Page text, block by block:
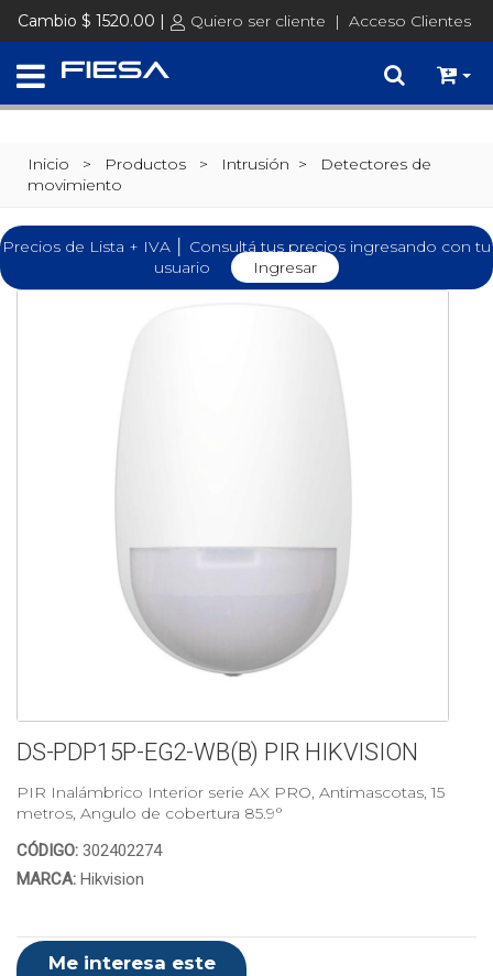
Cambio $ 1520.00 | Quiero ser cliente | Acceso Clientes
Inicio > Productos > Intrusión >
Detectores de
movimiento
Precios de Lista + IVA │ Consultá tus precios ingresando con tu
usuario
Ingresar
DS-PDP15P-EG2-WB(B) PIR HIKVISION
PIR Inalámbrico Interior serie AX PRO, Antimascotas, 15
metros, Angulo de cobertura 85.9°
CÓDIGO: 302402274
MARCA: Hikvision
Me interesa este